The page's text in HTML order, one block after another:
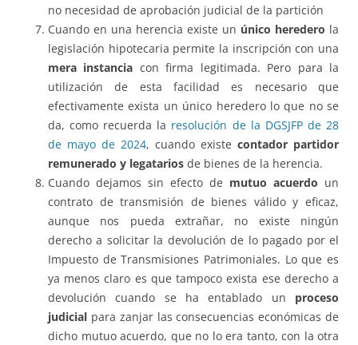
no necesidad de aprobación judicial de la partición
Cuando en una herencia existe un único heredero la
legislación hipotecaria permite la inscripción con una
mera instancia con firma legitimada. Pero para la
utilización de esta facilidad es necesario que
efectivamente exista un único heredero lo que no se
da, como recuerda la resolución de la DGSJFP de 28
de mayo de 2024, cuando existe contador partidor
remunerado y legatarios de bienes de la herencia.
Cuando dejamos sin efecto de mutuo acuerdo un
contrato de transmisión de bienes válido y eficaz,
aunque nos pueda extrañar, no existe ningún
derecho a solicitar la devolución de lo pagado por el
Impuesto de Transmisiones Patrimoniales. Lo que es
ya menos claro es que tampoco exista ese derecho a
devolución cuando se ha entablado un proceso
judicial para zanjar las consecuencias económicas de
dicho mutuo acuerdo, que no lo era tanto, con la otra